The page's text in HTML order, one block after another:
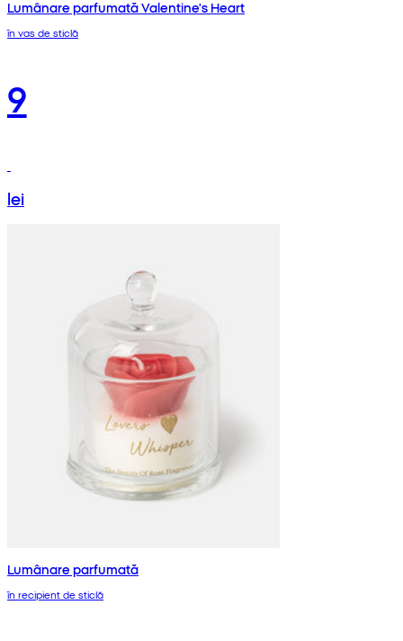
Lumânare parfumată Valentine's Heart
în vas de sticlă
9
lei
Lumânare parfumată
în recipient de sticlă